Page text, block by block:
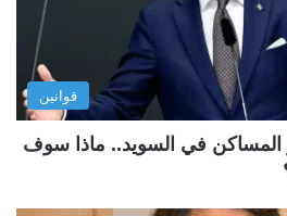
قوانين
المساكن في السويد.. ماذا سوف